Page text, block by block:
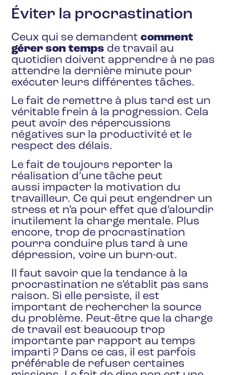
Éviter la procrastination
Ceux qui se demandentcomment
gérer son temps de travail au
quotidien doivent apprendre à ne pas
attendre la dernière minute pour
exécuter leurs différentes tâches.
Le fait de remettre à plus tard est un
véritable frein à la progression. Cela
peut avoir des répercussions
négatives sur la productivité et le
respect des délais.
Le fait de toujours reporter la
réalisation d’une tâche peut
aussi impacter la motivation du
travailleur. Ce qui peut engendrer un
stress et n’a pour effet que d’alourdir
inutilement la charge mentale. Plus
encore, trop de procrastination
pourra conduire plus tard à une
dépression, voire un burn-out.
Il faut savoir que la tendance à la
procrastination ne s’établit pas sans
raison. Si elle persiste, il est
important de rechercher la source
du problème. Peut-être que la charge
de travail est beaucoup trop
importante par rapport au temps
imparti ? Dans ce cas, il est parfois
préférable de refuser certaines